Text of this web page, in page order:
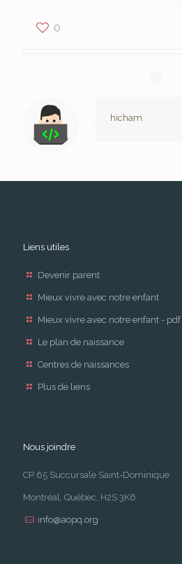
0
hicham
Liens utiles
Devenir parent
Mieux vivre avec notre enfant
Mieux vivre avec notre enfant - pdf
Le plan de naissance
Centres de naissances
Plus de liens
Nous joindre
CP 65 Succursale Saint-Dominique
Montréal, Québec, H2S 3K6
info@aopq.org